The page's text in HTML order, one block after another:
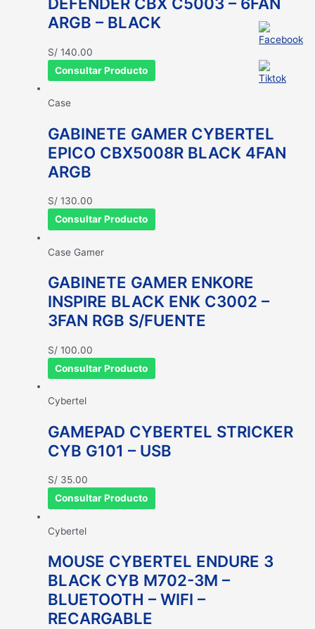
ARGB – BLACK
S/ 140.00
Consultar Producto
Case
GABINETE GAMER CYBERTEL
EPICO CBX5008R BLACK 4FAN
ARGB
S/ 130.00
Consultar Producto
Case Gamer
GABINETE GAMER ENKORE
INSPIRE BLACK ENK C3002 –
3FAN RGB S/FUENTE
S/ 100.00
Consultar Producto
Cybertel
GAMEPAD CYBERTEL STRICKER
CYB G101 – USB
S/ 35.00
Consultar Producto
Cybertel
MOUSE CYBERTEL ENDURE 3
BLACK CYB M702-3M –
BLUETOOTH – WIFI –
RECARGABLE